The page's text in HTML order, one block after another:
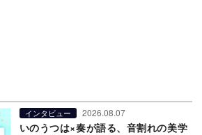
インタビュー 2026.08.07
いのうつは×奏が語る、音割れの美学